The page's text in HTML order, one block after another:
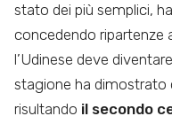
stato dei più semplici,
concedendo ripartenze
l’Udinese deve
stagione ha dimostrato
risultando il secondo